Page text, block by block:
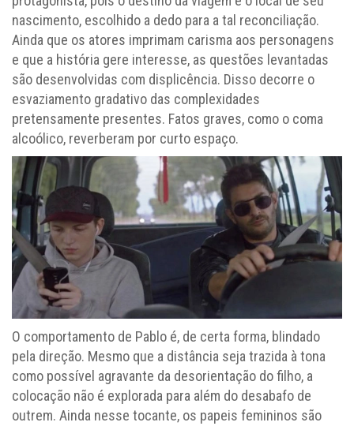
nascimento, escolhido a dedo para a tal reconciliação.
Ainda que os atores imprimam carisma aos personagens
e que a história gere interesse, as questões levantadas
são desenvolvidas com displicência. Disso decorre o
esvaziamento gradativo das complexidades
pretensamente presentes. Fatos graves, como o coma
alcoólico, reverberam por curto espaço.
O comportamento de Pablo é, de certa forma, blindado
pela direção. Mesmo que a distância seja trazida à tona
como possível agravante da desorientação do filho, a
colocação não é explorada para além do desabafo de
outrem. Ainda nesse tocante, os papeis femininos são